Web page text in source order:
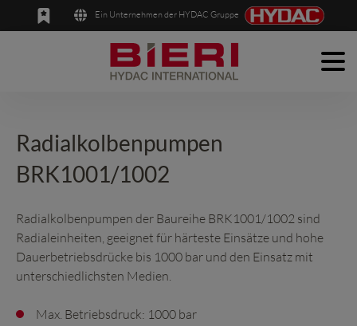
Deutsch
Ein Unternehmen der HYDAC Gruppe
Anwendungen
Unternehmen
Kontakt
Radialkolbenpumpen
BRK1001/1002
Radialkolbenpumpen der Baureihe BRK1001/1002 sind
Radialeinheiten, geeignet für härteste Einsätze und hohe
Dauerbetriebsdrücke bis 1000 bar und den Einsatz mit
unterschiedlichsten Medien.
Max. Betriebsdruck: 1000 bar